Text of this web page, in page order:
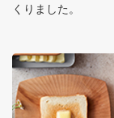
くりました。